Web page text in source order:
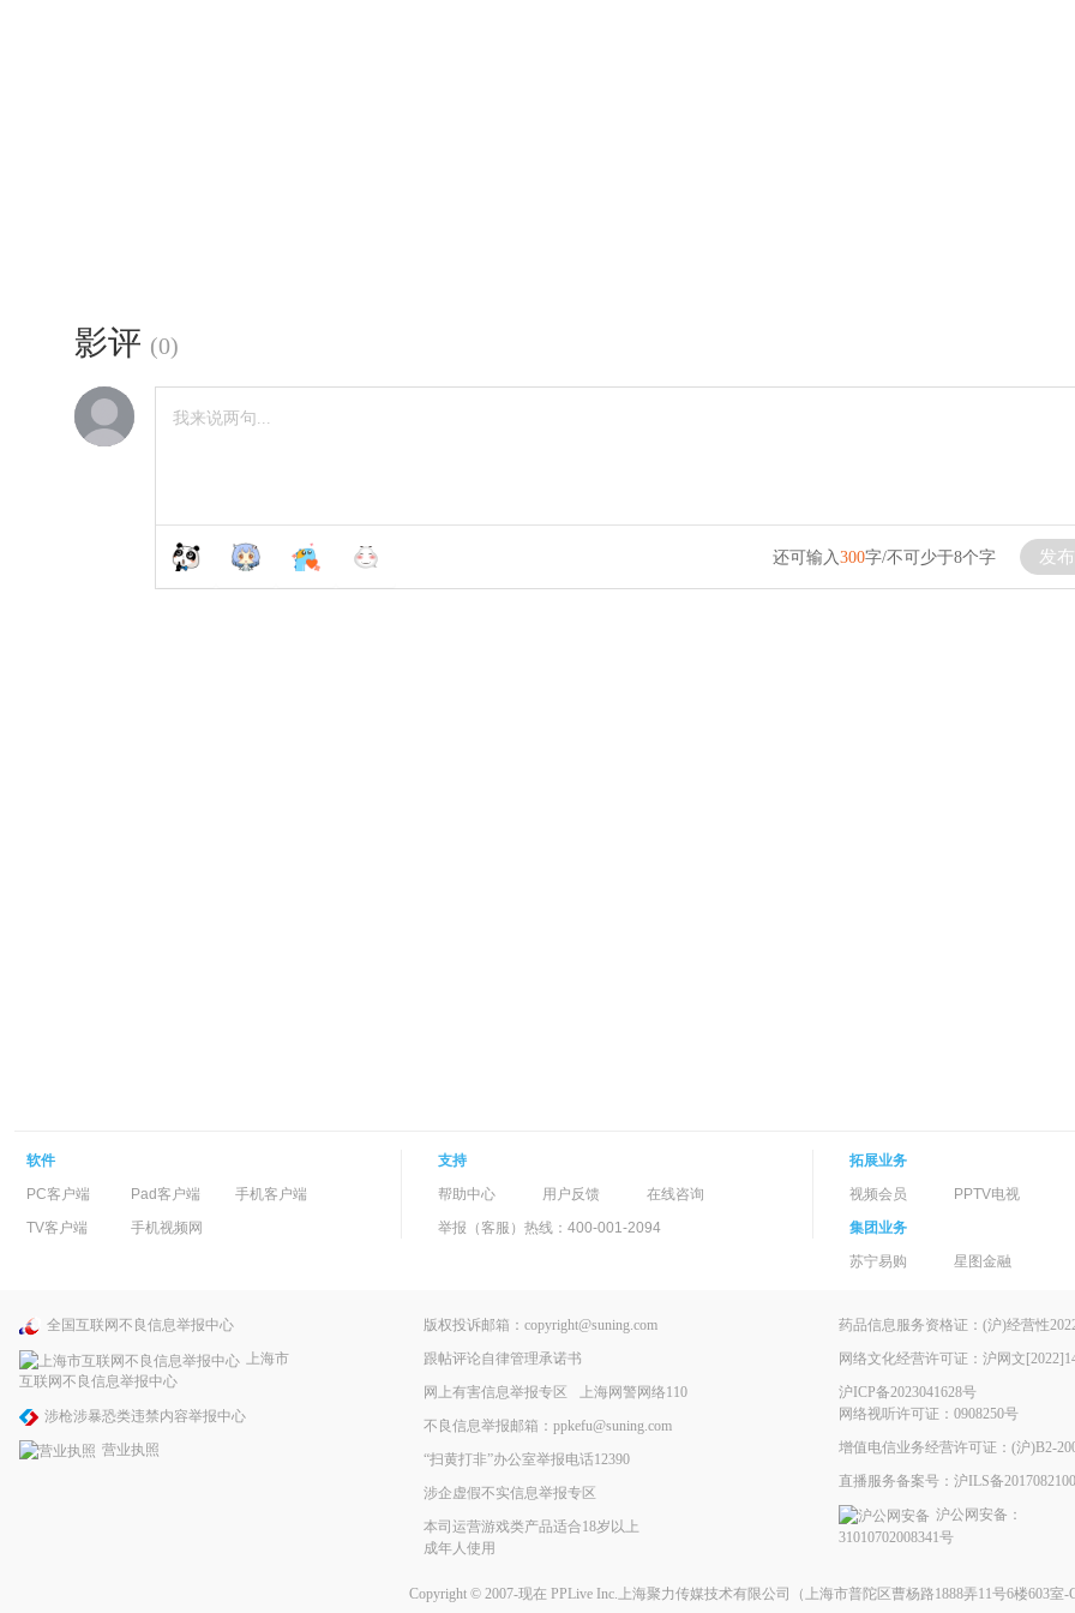
影评 (0)
还可输入 300字/不可少于8个字 发
软件
PC客户端
Pad客户端
手机客户端
TV客户端
手机视频网
支持
帮助中心
用户反馈
在线咨询
举报（客服）热线：400-001-2094
拓展业务
视频会员
PPTV电视
集团业务
苏宁易购
星图金融
全国互联网不良信息举报中心
上海市
互联网不良信息举报中心
涉枪涉暴恐类违禁内容举报中心
营业执照
版权投诉邮箱：copyright@suning.com
跟帖评论自律管理承诺书
网上有害信息举报专区
上海网警网络110
不良信息举报邮箱：ppkefu@suning.com
“扫黄打非”办公室举报电话12390
涉企虚假不实信息举报专区
本司运营游戏类产品适合18岁以上
成年人使用
药品信息服务资格证：(沪)经营性
网络文化经营许可证：沪网文
沪ICP备2023041628号
网络视听许可证：0908250号
增值电信业务经营许可证：(沪)B2-
直播服务备案号：沪ILS备
沪公网安备：
31010702008341号
Copyright © 2007-现在 PPLive Inc.上海聚力传媒技术有限公司 （上海市普陀区曹杨路1888弄11号6楼603室-